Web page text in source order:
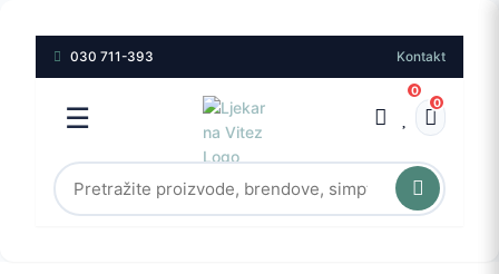
030 711-393 Kontakt
☰
0
0